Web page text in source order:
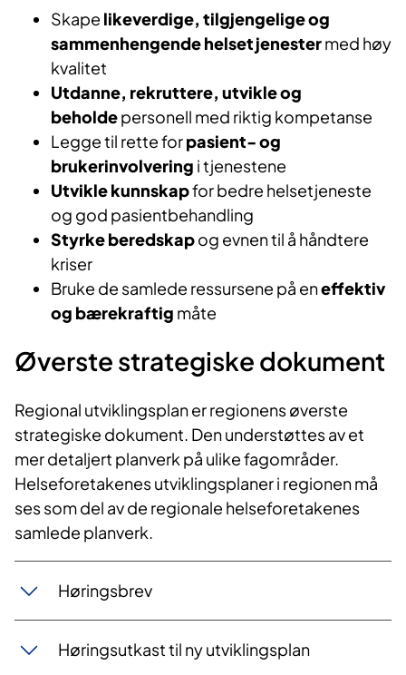
Skape likeverdige, tilgjengelige og
sammenhengende helsetjenestermed høy
kvalitet
Utdanne, rekruttere, utvikle og
beholdepersonell med riktig kompetanse
Legge til rette forpasient- og
brukerinvolvering i tjenestene
Utvikle kunnskapfor bedre helsetjeneste
og god pasientbehandling
Styrke beredskapog evnen til å håndtere
kriser ​
Bruke de samlede ressursene på eneffektiv
og bærekraftig måte
Øverste strategiske dokument
Regional utviklingsplan er regionens øverste
strategiske dokument. Den understøttes av et
mer detaljert planverk på ulike fagområder.
Helseforetakenes utviklingsplaner i regionen må
ses som del av de regionale helseforetakenes
samlede planverk.
Høringsbrev
Høringsutkast til ny utviklingsplan